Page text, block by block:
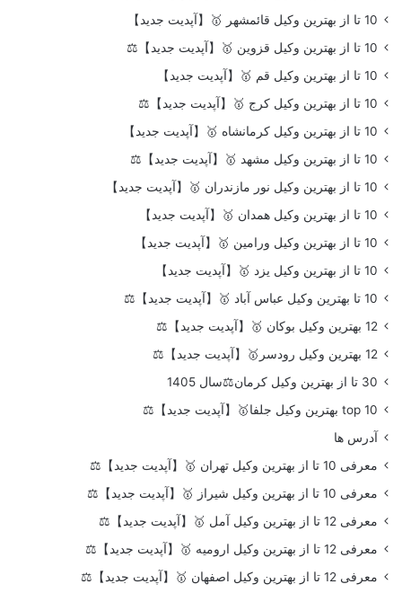
10 تا از بهترین وکیل قائمشهر 🥇【آپدیت جدید】
10 تا از بهترین وکیل قزوین 🥇【آپدیت جدید】⚖️
10 تا از بهترین وکیل قم 🥇【آپدیت جدید】
10 تا از بهترین وکیل کرج 🥇【آپدیت جدید】⚖️
10 تا از بهترین وکیل کرمانشاه 🥇【آپدیت جدید】
10 تا از بهترین وکیل مشهد 🥇【آپدیت جدید】⚖️
10 تا از بهترین وکیل نور مازندران 🥇【آپدیت جدید】
10 تا از بهترین وکیل همدان 🥇【آپدیت جدید】
10 تا از بهترین وکیل ورامین 🥇【آپدیت جدید】
10 تا از بهترین وکیل یزد 🥇【آپدیت جدید】
10 تا بهترین وکیل عباس آباد 🥇【آپدیت جدید】⚖️
12 بهترین وکیل بوکان 🥇【آپدیت جدید】⚖️
12 بهترین وکیل رودسر🥇【آپدیت جدید】⚖️
30 تا از بهترین وکیل کرمان⚖️سال 1405
top 10 بهترین وکیل جلفا🥇【آپدیت جدید】⚖️
آدرس ها
معرفی 10 تا از بهترین وکیل تهران 🥇【آپدیت جدید】⚖️
معرفی 10 تا از بهترین وکیل شیراز 🥇【آپدیت جدید】⚖️
معرفی 12 تا از بهترین وکیل آمل 🥇【آپدیت جدید】⚖️
معرفی 12 تا از بهترین وکیل ارومیه 🥇【آپدیت جدید】⚖️
معرفی 12 تا از بهترین وکیل اصفهان 🥇【آپدیت جدید】⚖️